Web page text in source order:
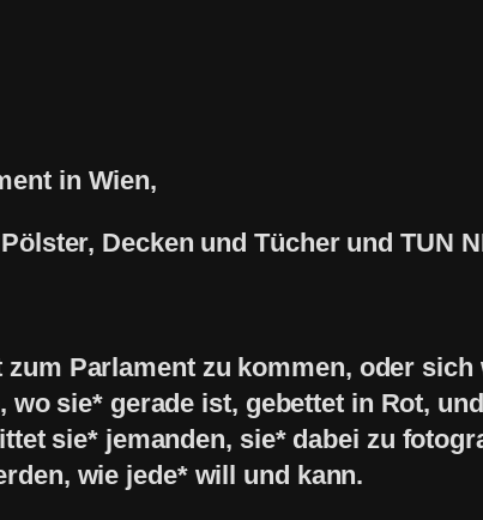
in Wien,
Decken und Tücher und TUN
Parlament zu kommen, oder sich
sie* gerade ist, gebettet in Rot,
sie* jemanden, sie* dabei zu
wie jede* will und kann.